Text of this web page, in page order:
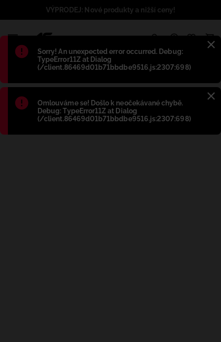
Błąd:
Sorry! An unexpected error occurred. Debug:
TypeError11Z at Dialog
(/client.86469d01b71bbdbe9516.js:2307:698)
Błąd:
Omlouváme se! Došlo k neočekávané chybě.
Debug: TypeError11Z at Dialog
(/client.86469d01b71bbdbe9516.js:2307:698)
VÝPRODEJ: Nové produkty a nižší ceny!